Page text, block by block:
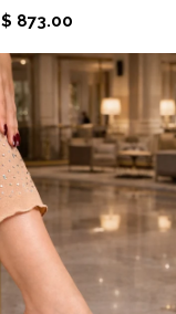
$ 873.00